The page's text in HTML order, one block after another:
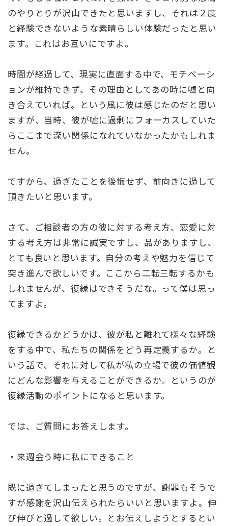
のやりとりが沢山できたと思いますし、それは２度
と経験できないような素晴らしい体験だったと思い
ます。これはお互いにですよ。
時間が経過して、現実に直面する中で、モチベーシ
ョンが維持できず、その理由としてあの時に嘘と向
き合えていれば。という風に彼は感じたのだと思い
ますが、当時、彼が嘘に過剰にフォーカスしていた
らここまで深い関係になれていなかったかもしれま
せん。
ですから、過ぎたことを後悔せず、前向きに過して
頂きたいと思います。
さて、ご相談者の方の彼に対する考え方、恋愛に対
する考え方は非常に誠実ですし、品がありますし、
とても良いと思います。自分の考えや魅力を信じて
突き進んで欲しいです。ここから二転三転するかも
しれませんが、復縁はできそうだな。って僕は思っ
てますよ。
復縁できるかどうかは、彼が私と離れて様々な経験
をする中で、私たちの関係をどう再定義するか。と
いう話で、それに対して私が私の立場で彼の価値観
にどんな影響を与えることができるか。というのが
復縁活動のポイントになると思います。
では、ご質問にお答えします。
・来週会う時に私にできること
既に過ぎてしまったと思うのですが、謝罪もそうで
すが感謝を沢山伝えられたらいいと思いますよ。伸
び伸びと過して欲しい。とお伝えしようとするとい